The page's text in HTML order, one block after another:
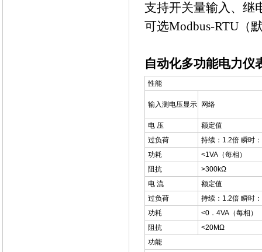
支持开关量输入
可选Modbus-RTU（
自动化多功能电力仪
性能
输入测电压显示 网络
电 压
额定值
过负荷
持续：1.2倍 瞬时
功耗
<1VA（每相）
阻抗
>300kΩ
电 流
额定值
过负荷
持续：1.2倍 瞬时
功耗
<0．4VA（每相）
阻抗
<20MΩ
功能